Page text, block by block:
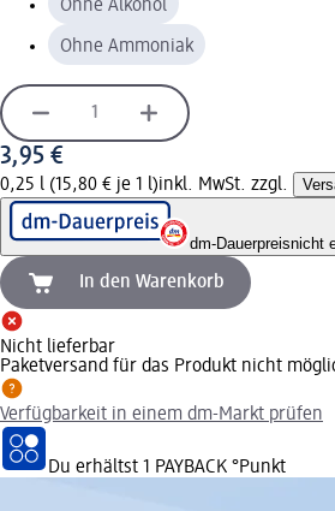
Ohne Alkohol
Ohne Ammoniak
3,95 €
0,25 l (15,80 € je 1 l)inkl. MwSt. zzgl.
dm-Dauerpreisnicht
In den Warenkorb
Nicht lieferbar
Paketversand für das Produkt nicht
Verfügbarkeit in einem dm-Markt prüfen
Du erhältst 1 PAYBACK °Punkt